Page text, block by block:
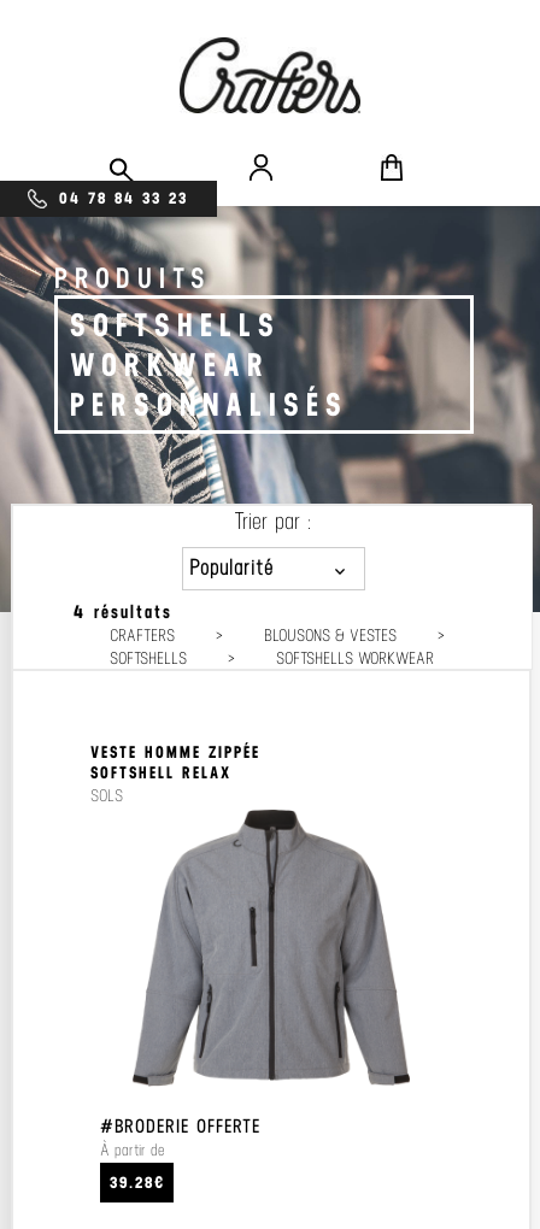
04 78 84 33 23
PRODUITS
SOFTSHELLS
WORKWEAR
PERSONNALISÉS
4 résultats
CRAFTERS > BLOUSONS & VESTES
>
SOFTSHELLS
> SOFTSHELLS WORKWEAR
Trier par :
Popularité
Prix décroissant
Prix croissant
VESTE HOMME ZIPPÉE
SOFTSHELL RELAX
SOLS
#BRODERIE OFFERTE
À partir de
39.28€